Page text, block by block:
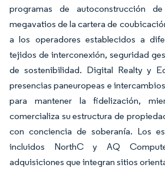
programas de autoconstrucción
megavatios de la cartera de
a los operadores establecidos a
tejidos de interconexión, seguridad
de sostenibilidad. Digital Realty y
presencias paneuropeas e
para mantener la fidelización,
comercializa su estructura de
con conciencia de soberanía. Los
incluidos NorthC y AQ
adquisiciones que integran sitios